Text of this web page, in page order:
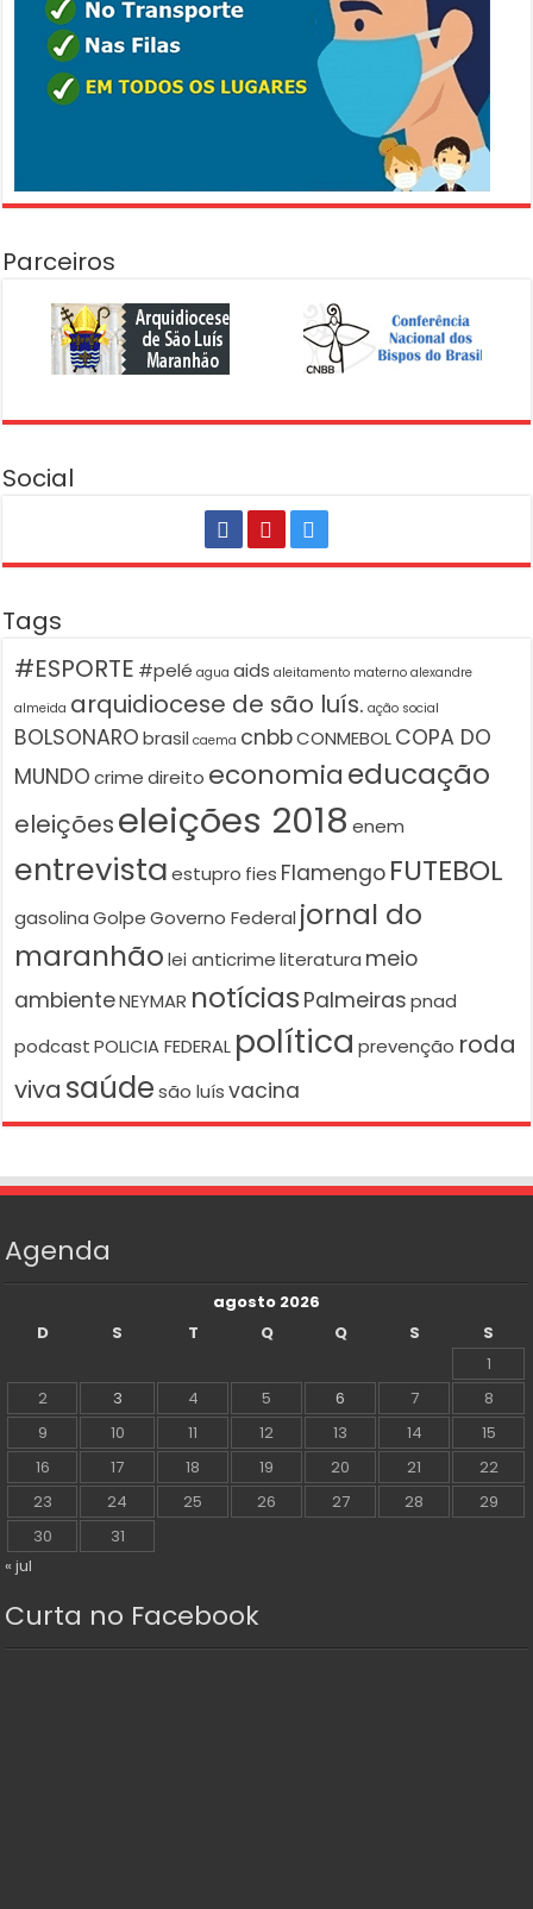
Parceiros
Social
Tags
#ESPORTE #pelé agua aids aleitamento materno alexandre
almeida arquidiocese de são luís. ação social
BOLSONARO brasil caema cnbbCONMEBOLCOPA DO
MUNDO crime direito economiaeducação
eleiçõeseleições 2018 enem
entrevista estupro fies Flamengo FUTEBOL
gasolina Golpe Governo Federal jornal do
maranhão lei anticrime literatura meio
ambienteNEYMAR notícias Palmeiras pnad
podcast POLICIA FEDERAL política prevenção roda
viva saúde são luís vacina
Agenda
agosto 2026
D
S T Q Q S
S
1
2
3 4 5 6 7
8
9
10 11 12 13 14
15
16
17 18 19 20 21
22
23
24 25 26 27 28
29
30
31
« jul
Curta no Facebook